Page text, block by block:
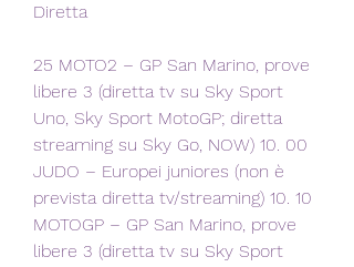
Diretta
25 MOTO2 – GP San Marino, prove
libere 3 (diretta tv su Sky Sport
Uno, Sky Sport MotoGP; diretta
streaming su Sky Go, NOW) 10. 00
JUDO – Europei juniores (non è
prevista diretta tv/streaming) 10. 10
MOTOGP – GP San Marino, prove
libere 3 (diretta tv su Sky Sport